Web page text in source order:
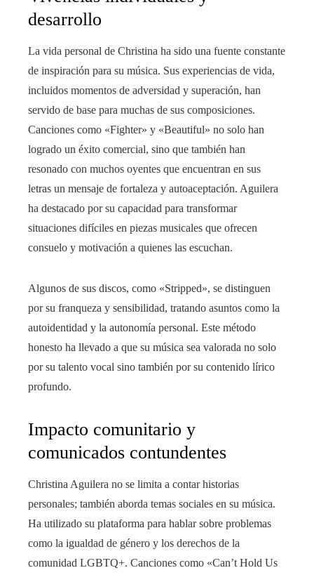
desarrollo
La vida personal de Christina ha sido una fuente constante
de inspiración para su música. Sus experiencias de vida,
incluidos momentos de adversidad y superación, han
servido de base para muchas de sus composiciones.
Canciones como «Fighter» y «Beautiful» no solo han
logrado un éxito comercial, sino que también han
resonado con muchos oyentes que encuentran en sus
letras un mensaje de fortaleza y autoaceptación. Aguilera
ha destacado por su capacidad para transformar
situaciones difíciles en piezas musicales que ofrecen
consuelo y motivación a quienes las escuchan.
Algunos de sus discos, como «Stripped», se distinguen
por su franqueza y sensibilidad, tratando asuntos como la
autoidentidad y la autonomía personal. Este método
honesto ha llevado a que su música sea valorada no solo
por su talento vocal sino también por su contenido lírico
profundo.
Impacto comunitario y
comunicados contundentes
Christina Aguilera no se limita a contar historias
personales; también aborda temas sociales en su música.
Ha utilizado su plataforma para hablar sobre problemas
como la igualdad de género y los derechos de la
comunidad LGBTQ+. Canciones como «Can’t Hold Us